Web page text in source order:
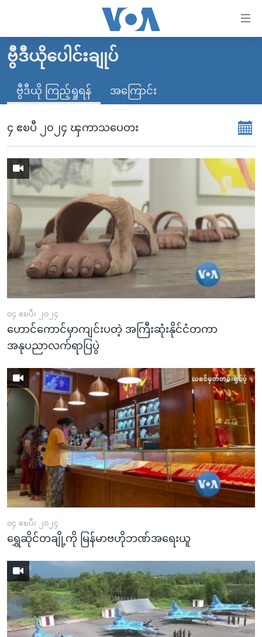
လွယ်ကူ
စေ
သည့်
များ
အကြောင်းအရာ
ကျော်
ရန်
ပင်မ
စာမျက်နှာ
သို့
ကျော်
ကြည့်
ရှာဖွေ
ရန်
နေရာ
ကျော်
မူလစာမျက်နှာ
မြန်မာ
ကမ္ဘာ့သတင်းများ
နိုင်ငံတကာ
အမေရိကန်
တရုတ်
အစ္စရေး-ပါလက်စတိုင်း
ဗွီဒီယို
သတင်းလွတ်လပ်ခွင့်
ရပ်ဝန်းတခု လမ်းတခု အလွန်
အင်္ဂလိပ်စာလေ့လာမယ်
အမေရိကန်သုံးအီဒီယံ
မကြေးမုံရဲ့ အင်္ဂလိပ်စာ
ရုပ်ရှင်ထဲက အင်္ဂလိပ်စာ
သုတပဒေသာ အင်္ဂလိပ်စာ
အပတ်စဉ်ကဏ္ဍများ
ရေဒီယို
တီဗွီ
ရေဒီယိုနှင့်ရုပ်သံ အချက်အလက်များ
ရေဒီယို/တီဗွီအစီအစဉ်
Learning English
ဗွီအိုအေ လူမှုကွန်ယက်များ
ဘာသာစကားများ
ဗွီဒီယိုပေါင်းချုပ်
ဗွီဒီယို ကြည့်ရှုရန် အကြောင်း
၄ ဧၿပီ ၂၀၂၄ ၾကာသပေတး
၀၄ ဧၿပီ၊ ၂၀၂၄
ဟောင်ကောင်မှာကျင်းပတဲ့ အကြီးဆုံးနိုင်ငံတကာ
အနုပညာလက်ရာပြပွဲ
၀၄ ဧၿပီ၊ ၂၀၂၄
ရွှေဆိုင်တချို့ကို မြန်မာဗဟိုဘဏ်အရေးယူ